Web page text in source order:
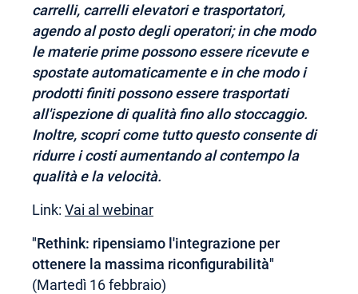
carrelli, carrelli elevatori e trasportatori,
agendo al posto degli operatori; in che modo
le materie prime possono essere ricevute e
spostate automaticamente e in che modo i
prodotti finiti possono essere trasportati
all'ispezione di qualità fino allo stoccaggio.
Inoltre, scopri come tutto questo consente di
ridurre i costi aumentando al contempo la
qualità e la velocità.
Link: Vai al webinar
"Rethink: ripensiamo l'integrazione per
ottenere la massima riconfigurabilità"
(Martedì 16 febbraio)